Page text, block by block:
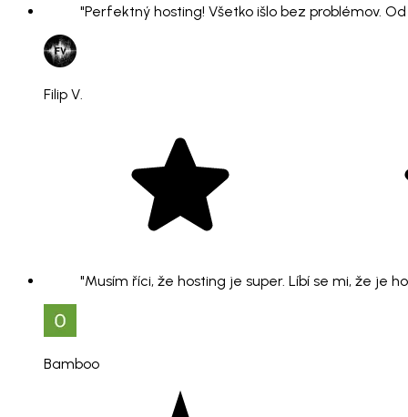
"Perfektný hosting! Všetko išlo bez problémov.
Filip V.
"Musím říci, že hosting je super. Líbí se mi, že je
Bamboo